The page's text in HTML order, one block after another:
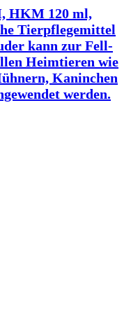
HKM 120 ml,
Tierpflegemittel
kann zur Fell-
Heimtieren wie
Kaninchen
werden.